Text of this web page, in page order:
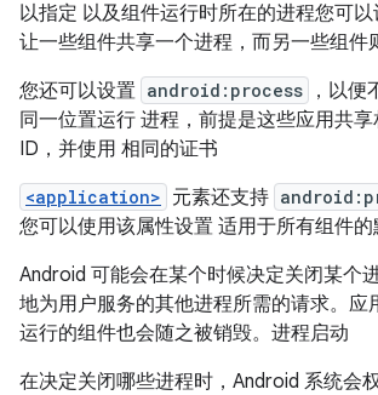
以指定 以及组件运行时所在的进程您可
让一些组件共享一个进程，而另一些组件
您还可以设置 android:process
，以
同一位置运行 进程，前提是这些应用共享
ID，并使用 相同的证书
<application> 元素还支持
您可以使用该属性设置 适用于所有组件的
Android 可能会在某个时候决定关闭某个
地为用户服务的其他进程所需的请求。应
运行的组件也会随之被销毁。进程启动
在决定关闭哪些进程时，Android 系统会